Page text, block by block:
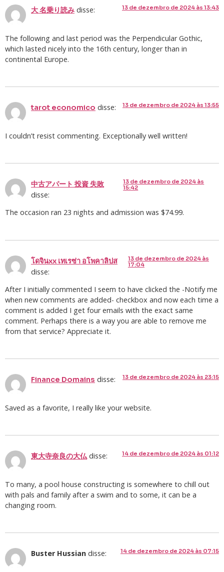
大 名乗り読み disse: 13 de dezembro de 2024 às 13:43
The following and last period was the Perpendicular Gothic,
which lasted nicely into the 16th century, longer than in
continental Europe.
tarot economico disse: 13 de dezembro de 2024 às 13:55
I couldn’t resist commenting. Exceptionally well written!
中古アパート 投資 失敗
disse:
13 de dezembro de 2024 às
15:42
The occasion ran 23 nights and admission was $74.99.
โดจินxx เทเรซ่า อโพคาลิปส
disse:
13 de dezembro de 2024 às
17:04
After I initially commented I seem to have clicked the -Notify me
when new comments are added- checkbox and now each time a
comment is added I get four emails with the exact same
comment. Perhaps there is a way you are able to remove me
from that service? Appreciate it.
Finance Domains disse: 13 de dezembro de 2024 às 23:15
Saved as a favorite, I really like your website.
東大寺奈良の大仏 disse: 14 de dezembro de 2024 às 01:12
To many, a pool house constructing is somewhere to chill out
with pals and family after a swim and to some, it can be a
changing room.
Buster Hussian disse: 14 de dezembro de 2024 às 07:15